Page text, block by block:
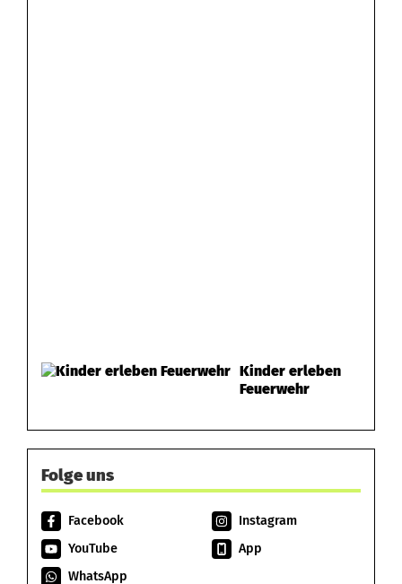
Kinder erleben
Feuerwehr
Folge uns
Facebook
Instagram
YouTube
App
WhatsApp